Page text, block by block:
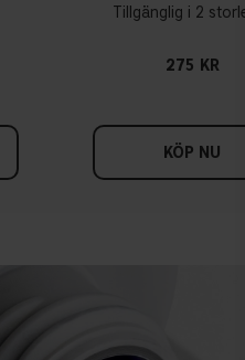
Tillgänglig i 2
275 KR
KÖP NU